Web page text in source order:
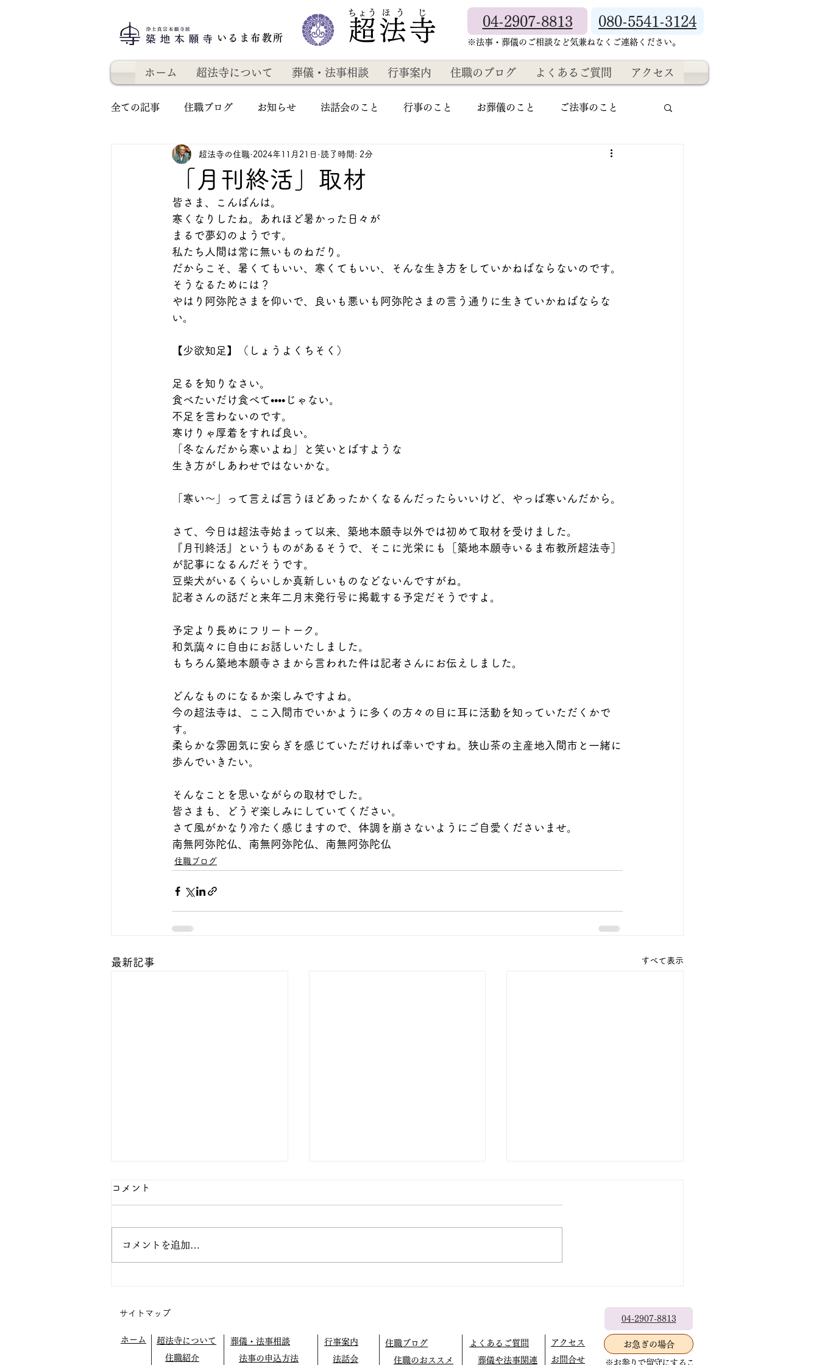
いるま布教所 超法寺
​ちょう ほ う じ
04-2907-8813 080-5541-3124
​※法事・葬儀のご相談など気兼ねなくご連絡ください。
ホーム 超法寺について 葬儀・法事相談 行事案内 住職のブログ よくあるご質問 アクセス
全ての記事 住職ブログ お知らせ 法話会のこと 行事のこと お葬儀のこと ご法事のこと
「月刊終活」取材
超法寺の住職 2024年11月21日 読了時間: 2分
皆さま、こんばんは。
寒くなりしたね。あれほど暑かった日々が
まるで夢幻のようです。
私たち人間は常に無いものねだり。
だからこそ、暑くてもいい、寒くてもいい、そんな生き方をしていかねばならないのです。
そうなるためには？
やはり阿弥陀さまを仰いで、良いも悪いも阿弥陀さまの言う通りに生きていかねばならな
い。
【少欲知足】（しょうよくちそく）
足るを知りなさい。
食べたいだけ食べて••••じゃない。
不足を言わないのです。
寒けりゃ厚着をすれば良い。
「冬なんだから寒いよね」と笑いとばすような
生き方がしあわせではないかな。
「寒い〜」って言えば言うほどあったかくなるんだったらいいけど、やっぱ寒いんだから。
さて、今日は超法寺始まって以来、築地本願寺以外では初めて取材を受けました。
『月刊終活』というものがあるそうで、そこに光栄にも［築地本願寺いるま布教所超法寺］
が記事になるんだそうです。
豆柴犬がいるくらいしか真新しいものなどないんですがね。
記者さんの話だと来年二月末発行号に掲載する予定だそうですよ。
予定より長めにフリートーク。
和気藹々に自由にお話しいたしました。
もちろん築地本願寺さまから言われた件は記者さんにお伝えしました。
どんなものになるか楽しみですよね。
今の超法寺は、ここ入間市でいかように多くの方々の目に耳に活動を知っていただくかで
す。
柔らかな雰囲気に安らぎを感じていただければ幸いですね。狭山茶の主産地入間市と一緒に
歩んでいきたい。
そんなことを思いながらの取材でした。
皆さまも、どうぞ楽しみにしていてください。
さて風がかなり冷たく感じますので、体調を崩さないようにご自愛くださいませ。
南無阿弥陀仏、南無阿弥陀仏、南無阿弥陀仏
住職ブログ
最新記事 すべて表示
う
コメント
コメントを追加…
サイトマップ
04-2907-8813
ホーム
超法寺について
住職紹介
葬儀・法事相談
法事の申込方法
行事案内
法話会
住職ブログ
住職のおススメ
よくあるご質問
葬儀や法事関連
お急ぎの場合
アクセス
お問合せ
※お参りで留守にするこ